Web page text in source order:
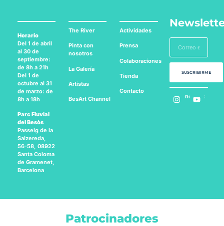
Horario
Del 1 de abril
al 30 de
septiembre:
de 8h a 21h
Del 1 de
octubre al 31
de marzo: de
8h a 18h
Parc Fluvial
del Besòs
Passeig de la
Salzereda,
56-58, 08922
Santa Coloma
de Gramenet,
Barcelona
The River
Pinta con
nosotros
La Galería
Artistas
BesArt Channel
Actividades
Prensa
Colaboraciones
Tienda
Contacto
SUSCRIBIRME
Síguenos en:
Patrocinadores